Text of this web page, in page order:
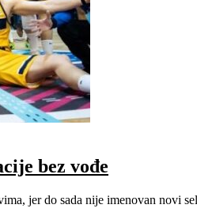
bez vođe
jer do sada nije imenovan novi